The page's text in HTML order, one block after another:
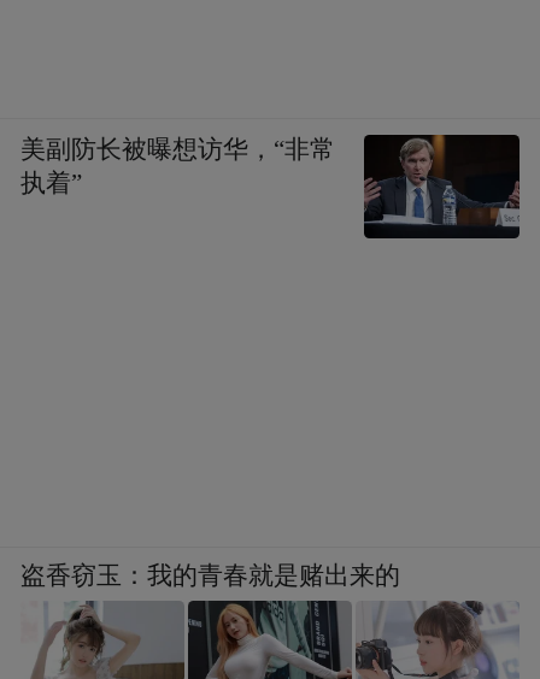
美副防长被曝想访华，“非常
执着”
盗香窃玉：我的青春就是赌出来的